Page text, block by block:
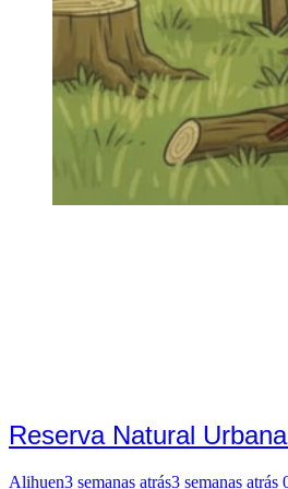
Reserva Natural
Alihuen3 semanas atrás3 semanas atrás